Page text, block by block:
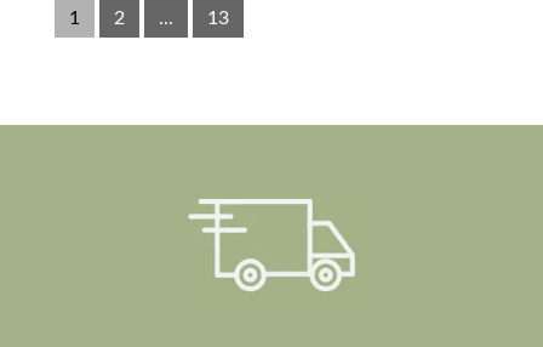
1 2 ... 13